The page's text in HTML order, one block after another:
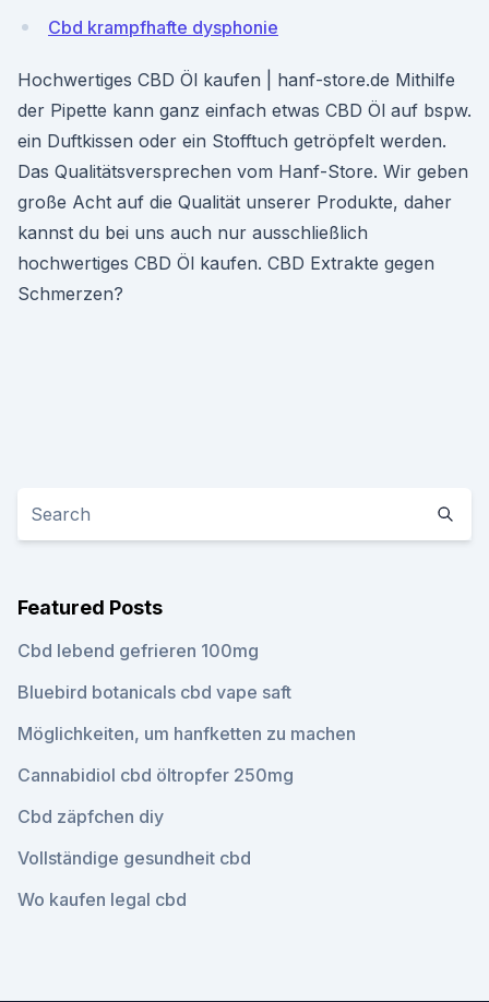
Cbd krampfhafte dysphonie
Hochwertiges CBD Öl kaufen | hanf-store.de Mithilfe
der Pipette kann ganz einfach etwas CBD Öl auf bspw.
ein Duftkissen oder ein Stofftuch getröpfelt werden.
Das Qualitätsversprechen vom Hanf-Store. Wir geben
große Acht auf die Qualität unserer Produkte, daher
kannst du bei uns auch nur ausschließlich
hochwertiges CBD Öl kaufen. CBD Extrakte gegen
Schmerzen?
Featured Posts
Cbd lebend gefrieren 100mg
Bluebird botanicals cbd vape saft
Möglichkeiten, um hanfketten zu machen
Cannabidiol cbd öltropfer 250mg
Cbd zäpfchen diy
Vollständige gesundheit cbd
Wo kaufen legal cbd